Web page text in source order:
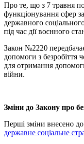
Про те, що з 7 травня
функціонування сфер
державного
під час дії воєнного
Закон №2220
допомоги з безробіття
для отримання
війни.
Зміни до Закону про
Перші зміни внесено до
державне соціальне